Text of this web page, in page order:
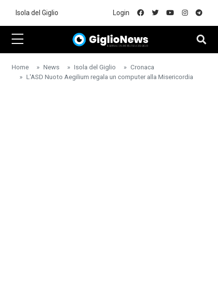
Isola del Giglio Login
Home News Isola del Giglio
Cronaca
L'ASD Nuoto Aegilium regala un computer alla Misericordia